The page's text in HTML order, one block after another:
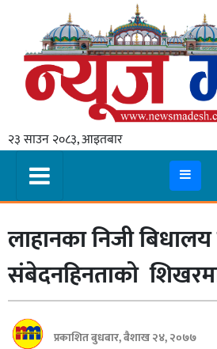
२३ साउन २०८३, आइतबार
गृहपृष्ठ
स्थानीय
प्रदेश
मधेश
प्रदेश
लुम्बिनी
गण्डकी
लाहानका निजी
संबेदनहिनताको
प्रकाशित बुधबार, बैशाख २४, २०७७